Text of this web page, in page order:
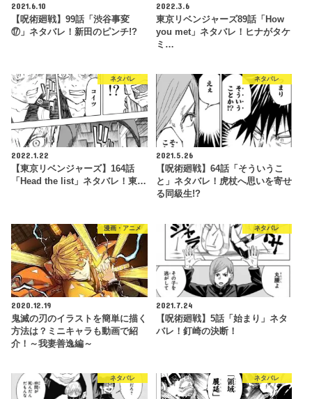
2021.6.10
【呪術廻戦】99話「渋谷事変
⑰」ネタバレ！新田のピンチ!?
2022.3.6
東京リベンジャーズ89話「How
you met」ネタバレ！ヒナがタケ
ミ…
ネタバレ
2022.1.22
【東京リベンジャーズ】164話
「Head the list」ネタバレ！東…
ネタバレ
2021.5.26
【呪術廻戦】64話「そういうこ
と」ネタバレ！虎杖へ思いを寄せ
る同級生!?
漫画・アニメ
2020.12.19
鬼滅の刃のイラストを簡単に描く
方法は？ミニキャラも動画で紹
介！～我妻善逸編～
ネタバレ
2021.7.24
【呪術廻戦】5話「始まり」ネタ
バレ！釘崎の決断！
ネタバレ ネタバレ